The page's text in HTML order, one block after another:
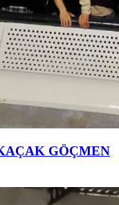
GÖÇMEN